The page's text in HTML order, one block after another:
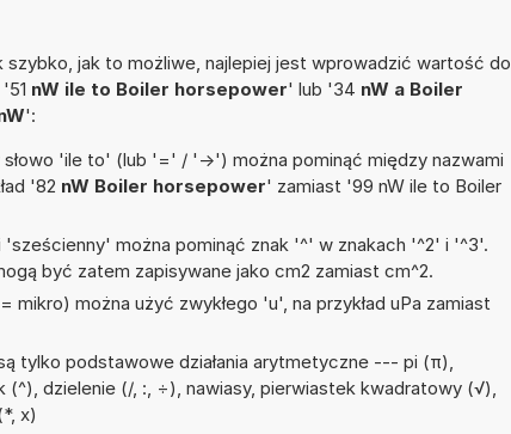
szybko, jak to możliwe, najlepiej jest wprowadzić wartość do
nW ile to Boiler horsepower' lub '34 nW a Boiler
':
'ile to' (lub '=' / '->') można pominąć między nazwami
'82 nW Boiler horsepower' zamiast '99 nW ile to Boiler
można pominąć znak '^' w znakach '^2' i '^3'.
być zatem zapisywane jako cm2 zamiast cm^2.
można użyć zwykłego 'u', na przykład uPa zamiast
tylko podstawowe działania arytmetyczne --- pi (π),
(^), dzielenie (/, :, ÷), nawiasy, pierwiastek kwadratowy (√),
x)